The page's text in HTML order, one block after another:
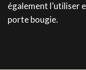
également l’utiliser
porte bougie.